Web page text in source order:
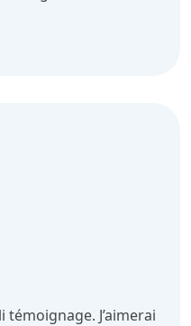
J’aimerai